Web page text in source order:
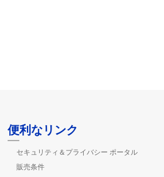
便利なリンク
セキュリティ＆プライバシー ポータル
販売条件